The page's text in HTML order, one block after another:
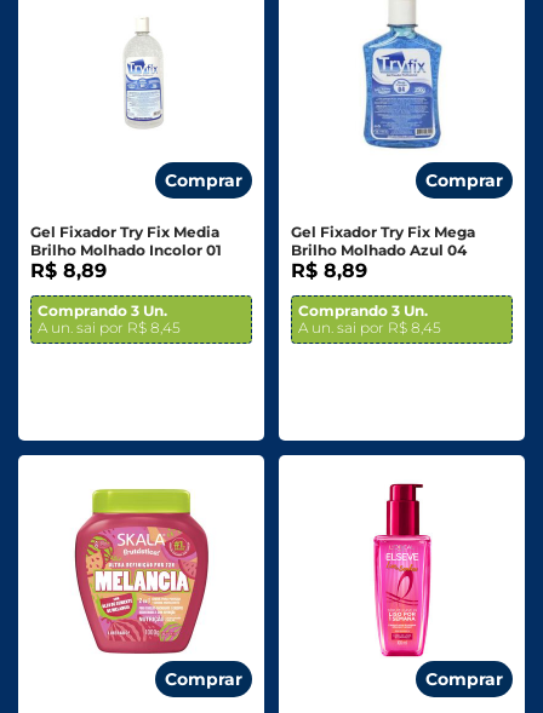
Comprar
Gel Fixador Try Fix Media
Brilho Molhado Incolor 01
R$ 8,89
Comprando 3 Un.
A un. sai por R$ 8,45
Comprar
Gel Fixador Try Fix Mega
Brilho Molhado Azul 04
R$ 8,89
Comprando 3 Un.
A un. sai por R$ 8,45
Comprar Comprar